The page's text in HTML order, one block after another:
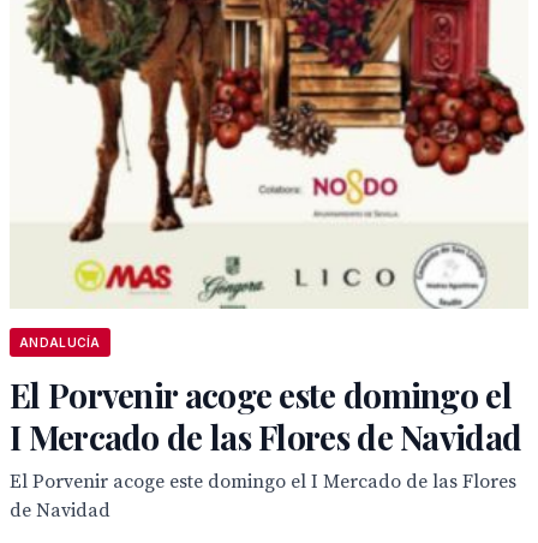
ANDALUCÍA
El Porvenir acoge este domingo el
I Mercado de las Flores de Navidad
El Porvenir acoge este domingo el I Mercado de las Flores
de Navidad